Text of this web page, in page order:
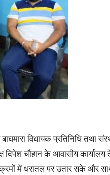
विधायक प्रतिनिधि तथा
चौहान के आवासीय
में धरातल पर उतार सके और